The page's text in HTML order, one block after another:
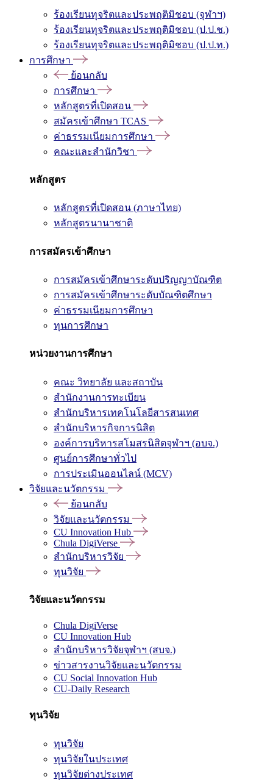
ร้องเรียนทุจริตและประพฤติมิชอบ (จุฬาฯ)
ร้องเรียนทุจริตและประพฤติมิชอบ (ป.ป.ช.)
ร้องเรียนทุจริตและประพฤติมิชอบ (ป.ป.ท.)
การศึกษา
ย้อนกลับ
การศึกษา
หลักสูตรที่เปิดสอน
สมัครเข้าศึกษา TCAS
ค่าธรรมเนียมการศึกษา
คณะและสำนักวิชา
หลักสูตร
หลักสูตรที่เปิดสอน (ภาษาไทย)
หลักสูตรนานาชาติ
การสมัครเข้าศึกษา
การสมัครเข้าศึกษาระดับปริญญาบัณฑิต
การสมัครเข้าศึกษาระดับบัณฑิตศึกษา
ค่าธรรมเนียมการศึกษา
ทุนการศึกษา
หน่วยงานการศึกษา
คณะ วิทยาลัย และสถาบัน
สำนักงานการทะเบียน
สำนักบริหารเทคโนโลยีสารสนเทศ
สำนักบริหารกิจการนิสิต
องค์การบริหารสโมสรนิสิตจุฬาฯ (อบจ.)
ศูนย์การศึกษาทั่วไป
การประเมินออนไลน์ (MCV)
วิจัยและนวัตกรรม
ย้อนกลับ
วิจัยและนวัตกรรม
CU Innovation Hub
Chula DigiVerse
สำนักบริหารวิจัย
ทุนวิจัย
วิจัยและนวัตกรรม
Chula DigiVerse
CU Innovation Hub
สำนักบริหารวิจัยจุฬาฯ (สบจ.)
ข่าวสารงานวิจัยและนวัตกรรม
CU Social Innovation Hub
CU-Daily Research
ทุนวิจัย
ทุนวิจัย
ทุนวิจัยในประเทศ
ทุนวิจัยต่างประเทศ